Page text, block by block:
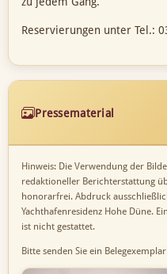
Reservierungen unter Tel.:
Pressematerial
Hinweis: Die Verwendung der
redaktioneller Berichterstattung
honorarfrei. Abdruck
Yachthafenresidenz Hohe Düne.
ist nicht gestattet.
Bitte senden Sie ein